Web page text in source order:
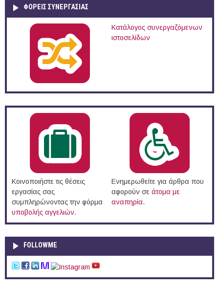
ΦΟΡΕΙΣ ΣΥΝΕΡΓΑΣΙΑΣ
Κατάλογος συνεργαζόμενων
ιστοσελίδων
Κοινοποιήστε τις θέσεις
εργασίας σας
συμπληρώνοντας την φόρμα
υποβολής αγγελιών.
Ενημερωθείτε για άρθρα που
αφορούν σε άτομα με
αναπηρία.
FOLLOWME